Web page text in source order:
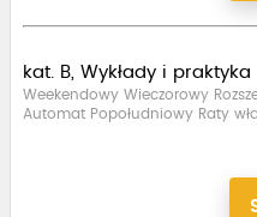
kat. B, Wykłady i praktyka
Weekendowy Wieczorowy
Automat Popołudniowy Raty